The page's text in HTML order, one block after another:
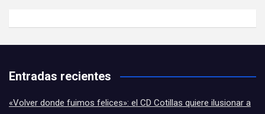
Entradas recientes
«Volver donde fuimos felices»: el CD Cotillas quiere ilusionar a